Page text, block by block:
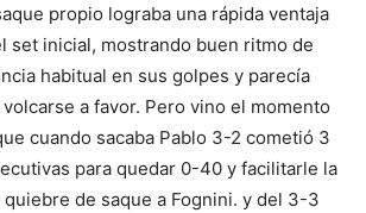
propio lograba una rápida ventaja
set inicial, mostrando buen ritmo de
habitual en sus golpes y parecía
a favor. Pero vino el momento
cuando sacaba Pablo 3-2 cometió 3
para quedar 0-40 y facilitarle la
de saque a Fognini. y del 3-3